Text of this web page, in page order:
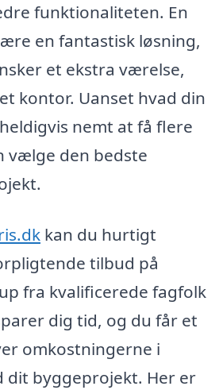
funktionaliteten. En
en fantastisk løsning,
et ekstra værelse,
kontor. Uanset hvad din
nemt at få flere
vælge den bedste
kan du hurtigt
tilbud på
fra kvalificerede fagfolk
dig tid, og du får et
omkostningerne i
dit byggeprojekt. Her er